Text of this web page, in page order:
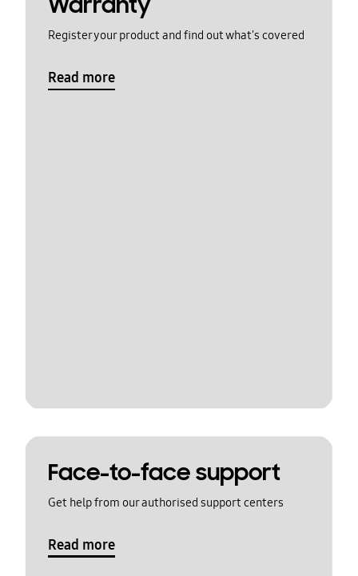
Register your product and find out what's covered
Read more
Face-to-face support
Get help from our authorised support centers
Read more